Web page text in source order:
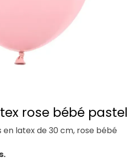
rose bébé pastel
en latex de 30 cm, rose bébé